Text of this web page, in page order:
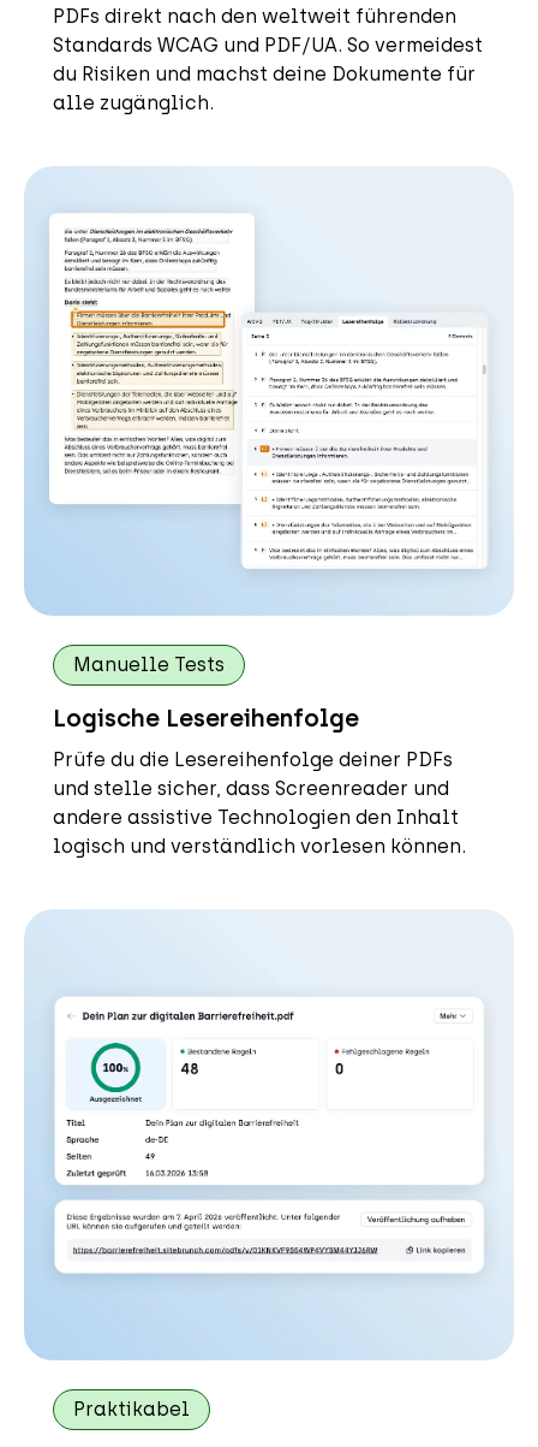
PDFs direkt nach den weltweit führenden
Standards WCAG und PDF/UA. So vermeidest
du Risiken und machst deine Dokumente für
alle zugänglich.
Logische Lesereihenfolge
Manuelle Tests
Prüfe du die Lesereihenfolge deiner PDFs
und stelle sicher, dass Screenreader und
andere assistive Technologien den Inhalt
logisch und verständlich vorlesen können.
Praktikabel